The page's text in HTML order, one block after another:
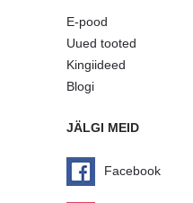
E-pood
Uued tooted
Kingiideed
Blogi
JÄLGI MEID
Facebook